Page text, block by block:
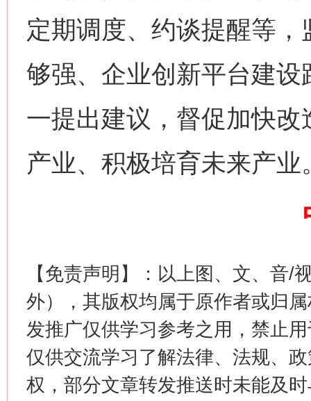
定期调度、约谈提醒等
够强、企业创新平台建
一提出建议，督促加快
产业、积极培育未来产业
【免责声明】：以上图、文、音/
外），其版权均属于原作者或归
发推广仅供学习参考之用，禁止
仅供交流学习了解法律、法规、
权，部分文章转发推送时未能及
在谋一域中谋全局
今